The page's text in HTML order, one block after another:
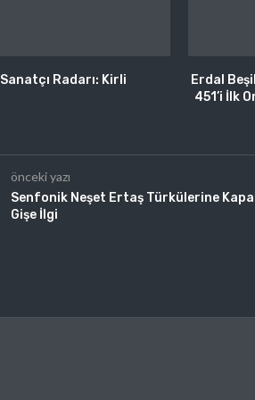
Sanatçı Radarı: Kirli
Erdal
451’i İlk
önceki yazı
Senfonik Neşet Ertaş Türkülerine
Gişe İlgi